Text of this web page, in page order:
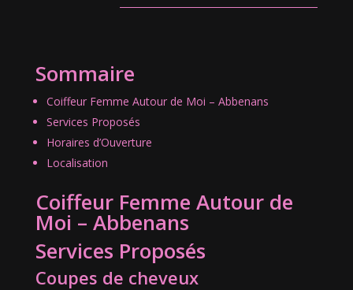
Sommaire
Coiffeur Femme Autour de Moi – Abbenans
Services Proposés
Horaires d’Ouverture
Localisation
Coiffeur Femme Autour de
Moi – Abbenans
Services Proposés
Coupes de cheveux